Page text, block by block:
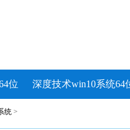
位 深度技术win10系统64
统 >